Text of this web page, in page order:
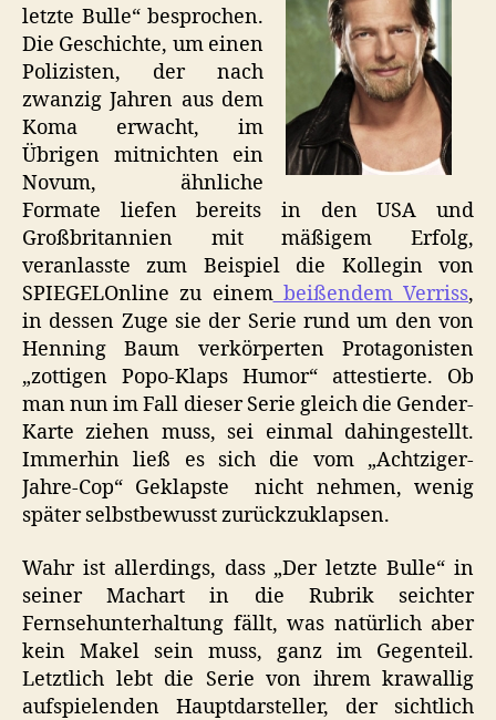
letzte Bulle“ besprochen.
Die Geschichte, um einen
Polizisten, der nach
zwanzig Jahren aus dem
Koma erwacht, im
Übrigen mitnichten ein
Novum, ähnliche
Formate liefen bereits in den USA und
Großbritannien mit mäßigem Erfolg,
veranlasste zum Beispiel die Kollegin von
SPIEGELOnline zu einembeißendem Verriss,
in dessen Zuge sie der Serie rund um den von
Henning Baum verkörperten Protagonisten
„zottigen Popo-Klaps Humor“ attestierte. Ob
man nun im Fall dieser Serie gleich die Gender-
Karte ziehen muss, sei einmal dahingestellt.
Immerhin ließ es sich die vom „Achtziger-
Jahre-Cop“ Geklapste nicht nehmen, wenig
später selbstbewusst zurückzuklapsen.
Wahr ist allerdings, dass „Der letzte Bulle“ in
seiner Machart in die Rubrik seichter
Fernsehunterhaltung fällt, was natürlich aber
kein Makel sein muss, ganz im Gegenteil.
Letztlich lebt die Serie von ihrem krawallig
aufspielenden Hauptdarsteller, der sichtlich